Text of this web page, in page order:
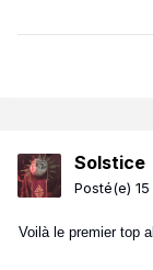
Solstice
Posté(e)
Voilà le premier top